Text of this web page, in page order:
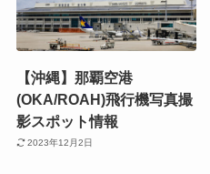
【沖縄】那覇空港
(OKA/ROAH)飛行機写真撮
影スポット情報
2023年12月2日